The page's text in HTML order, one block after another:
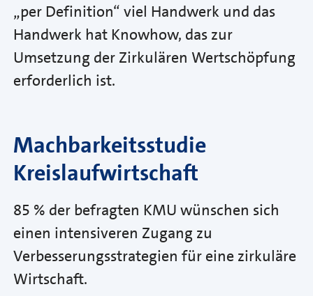
„per Definition“ viel Handwerk und das
Handwerk hat Knowhow, das zur
Umsetzung der Zirkulären Wertschöpfung
erforderlich ist.
Machbarkeitsstudie
Kreislaufwirtschaft
85 % der befragten KMU wünschen sich
einen intensiveren Zugang zu
Verbesserungsstrategien für eine zirkuläre
Wirtschaft.